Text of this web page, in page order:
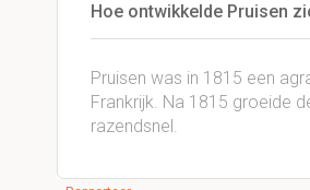
Hoe ontwikkelde Pruisen
Pruisen was in 1815 een
Frankrijk. Na 1815 groeide
razendsnel.